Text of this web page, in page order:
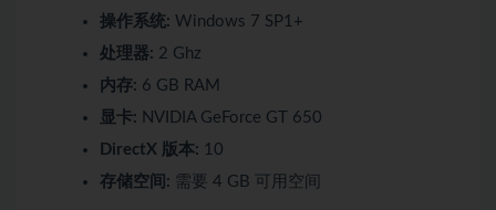
操作系统: Windows 7 SP1+
处理器: 2 Ghz
内存: 6 GB RAM
显卡: NVIDIA GeForce GT 650
DirectX 版本: 10
存储空间: 需要 4 GB 可用空间